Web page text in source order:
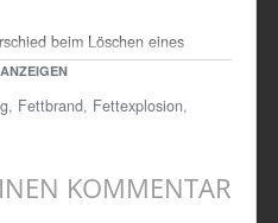
beim Löschen eines
mit einem Fettbrandfeuerlöscher
, Fettbrand, Fettexplosion,
KOMMENTAR